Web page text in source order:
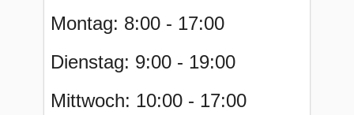
Montag: 8:00 - 17:00
Dienstag: 9:00 - 19:00
Mittwoch: 10:00 - 17:00